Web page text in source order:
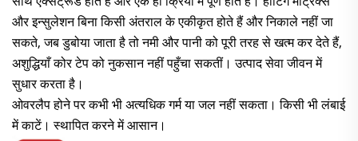
और इन्सुलेशन बिना किसी अंतराल के एकीकृत होते हैं और निकाले नहीं जा
सकते, जब डुबोया जाता है तो नमी और पानी को पूरी तरह से खत्म कर देते हैं,
अशुद्धियाँ कोर टेप को नुकसान नहीं पहुँचा सकतीं। उत्पाद सेवा जीवन में
सुधार करता है।
ओवरलैप होने पर कभी भी अत्यधिक गर्म या जल नहीं सकता। किसी भी लंबाई
में काटें। स्थापित करने में आसान।